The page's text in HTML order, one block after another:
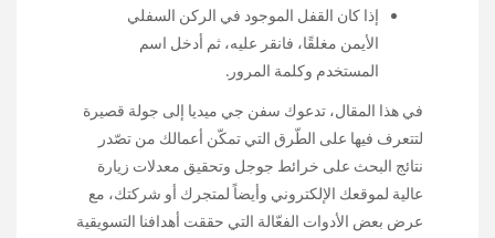
إذا كان القفل الموجود في الركن السفلي
الأيمن مغلقًا، فانقر عليه، ثم أدخل اسم
المستخدم وكلمة المرور.
في هذا المقال، تدعوك سفن جي ميديا إلى جولة قصيرة
لتتعرف فيها على الطّرق التي تمكّن أعمالك من تصّدر
نتائج البحث على خرائط جوجل وتحقيق معدلات زيارة
عالية لموقعك الإلكتروني وأيضاً لمتجرك أو شركتك، مع
عرض بعض الأدوات الفعّالة التي حققت أهدافنا التسويقية